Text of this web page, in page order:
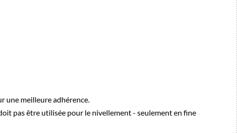
une meilleure adhérence.
pas être utilisée pour le nivellement - seulement en fine